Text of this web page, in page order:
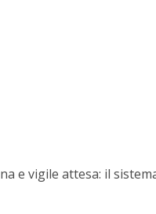
e vigile attesa: il